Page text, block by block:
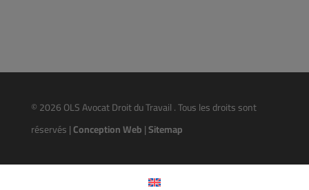
© 2026 OLS Avocat Droit du Travail . Tous les droits sont
réservés |Conception Web|Sitemap